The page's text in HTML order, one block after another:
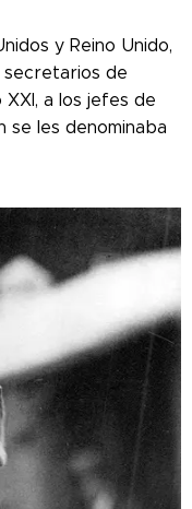
y Reino Unido,
de
a los jefes de
se les denominaba